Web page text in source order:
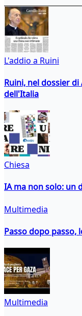
L'addio a Ruini
Ruini, nel dossier
dell'Italia
Chiesa
IA ma non solo: un
Multimedia
Passo dopo passo,
Multimedia